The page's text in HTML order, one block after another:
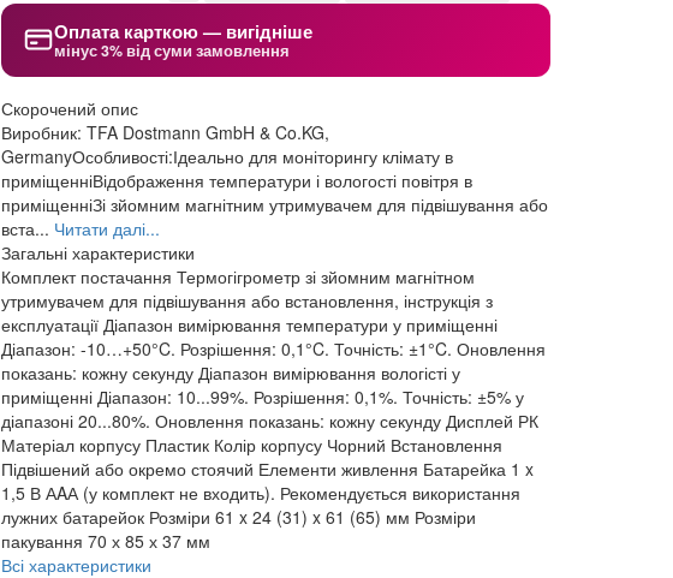
Оплата карткою — вигідніше
мінус 3% від суми замовлення
Скорочений опис
Виробник: TFA Dostmann GmbH & Co.KG,
GermanyОсобливості:Ідеально для моніторингу клімату в
приміщенніВідображення температури і вологості повітря в
приміщенніЗі зйомним магнітним утримувачем для підвішування або
вста... Читати далі...
Загальні характеристики
Комплект постачання Термогігрометр зі зйомним магнітном
утримувачем для підвішування або встановлення, інструкція з
експлуатації Діапазон вимірювання температури у приміщенні
Діапазон: -10…+50°C. Розрішення: 0,1°C. Точність: ±1°C. Оновлення
показань: кожну секунду Діапазон вимірювання вологісті у
приміщенні Діапазон: 10...99%. Розрішення: 0,1%. Точність: ±5% у
діапазоні 20...80%. Оновлення показань: кожну секунду Дисплей РК
Матеріал корпусу Пластик Колір корпусу Чорний Встановлення
Підвішений або окремо стоячий Елементи живлення Батарейка 1 x
1,5 В АAА (у комплект не входить). Рекомендується використання
лужних батарейок Розміри 61 x 24 (31) x 61 (65) мм Розміри
пакування 70 х 85 х 37 мм
Всі характеристики